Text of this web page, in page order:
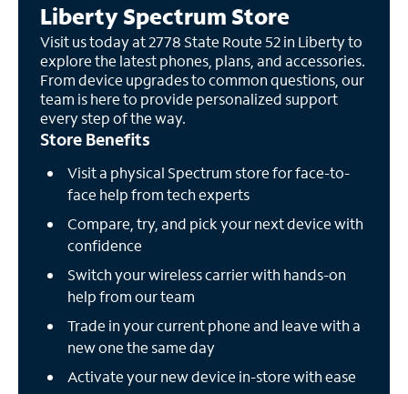
Liberty Spectrum Store
Visit us today at 2778 State Route 52 in Liberty to
explore the latest phones, plans, and accessories.
From device upgrades to common questions, our
team is here to provide personalized support
every step of the way.
Store Benefits
Visit a physical Spectrum store for face-to-
face help from tech experts
Compare, try, and pick your next device with
confidence
Switch your wireless carrier with hands-on
help from our team
Trade in your current phone and leave with a
new one the same day
Activate your new device in-store with ease